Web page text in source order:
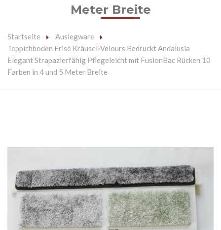
Meter Breite
Startseite
Auslegware
Teppichboden Frisè Kräusel-Velours Bedruckt Andalusia
Elegant Strapazierfähig Pflegeleicht mit FusionBac Rücken 10
Farben in 4 und 5 Meter Breite